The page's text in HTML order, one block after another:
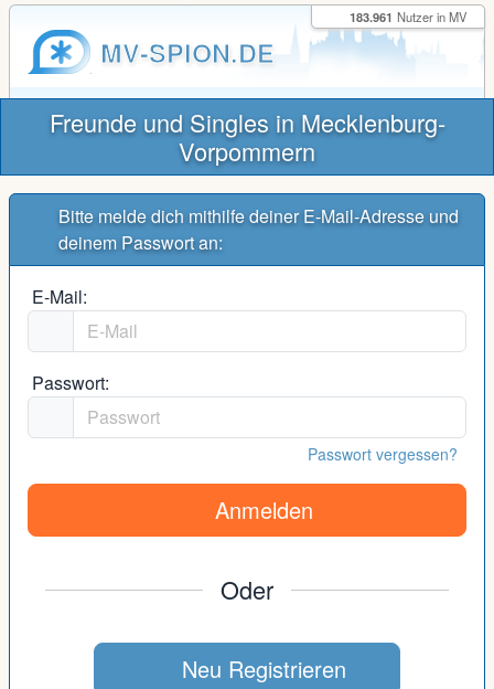
MV-SPION.DE
183.961 Nutzer in MV
Freunde und Singles in Mecklenburg-
Vorpommern
Bitte melde dich mithilfe deiner E-Mail-Adresse und
deinem Passwort an:
E-Mail:
Passwort:
Passwort vergessen?
Anmelden
Oder
Neu Registrieren